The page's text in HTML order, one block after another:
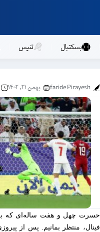
بسکتبال تنیس
faride Pirayesh بهمن ۲۱, ۱۴۰۲
حسرت چهل و هفت ساله‌ای که با
فینال، منتظر بمانیم. پس از